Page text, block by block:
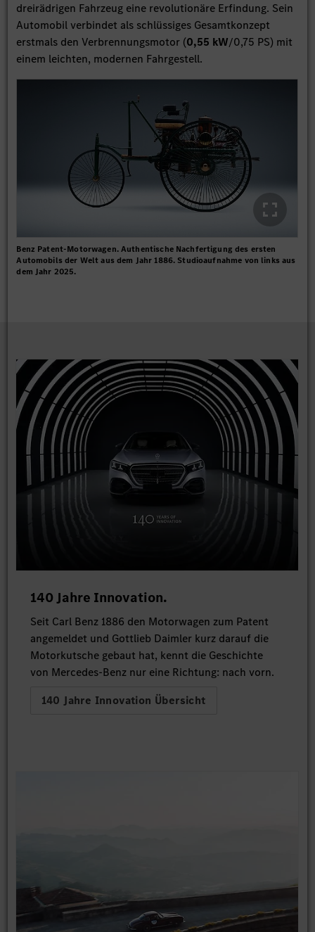
dreirädrigen Fahrzeug eine revolutionäre Erfindung. Sein
Automobil verbindet als schlüssiges Gesamtkonzept
erstmals den Verbrennungsmotor (0,55 kW/0,75 PS) mit
einem leichten, modernen Fahrgestell.
Benz Patent-Motorwagen. Authentische Nachfertigung des ersten
Automobils der Welt aus dem Jahr 1886. Studioaufnahme von links aus
dem Jahr 2025.
140 Jahre Innovation.
Seit Carl Benz 1886 den Motorwagen zum Patent
angemeldet und Gottlieb Daimler kurz darauf die
Motorkutsche gebaut hat, kennt die Geschichte
von Mercedes-Benz nur eine Richtung: nach vorn.
140 Jahre Innovation Übersicht